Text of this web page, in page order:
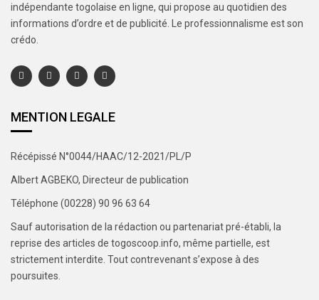
indépendante togolaise en ligne, qui propose au quotidien des
informations d’ordre et de publicité. Le professionnalisme est son
crédo.
MENTION LEGALE
Récépissé N°0044/HAAC/12-2021/PL/P
Albert AGBEKO, Directeur de publication
Téléphone (00228) 90 96 63 64
Sauf autorisation de la rédaction ou partenariat pré-établi, la
reprise des articles de togoscoop.info, même partielle, est
strictement interdite. Tout contrevenant s’expose à des
poursuites.